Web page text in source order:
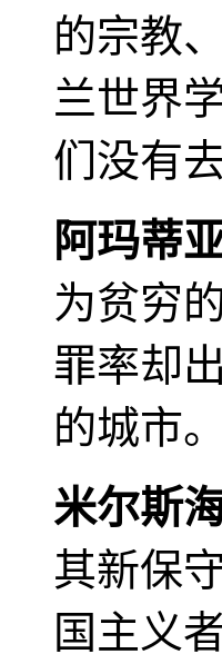
的宗教
兰世界
们没有
阿玛蒂
为贫穷
罪率却
的城市。
米尔斯
其新保
国主义